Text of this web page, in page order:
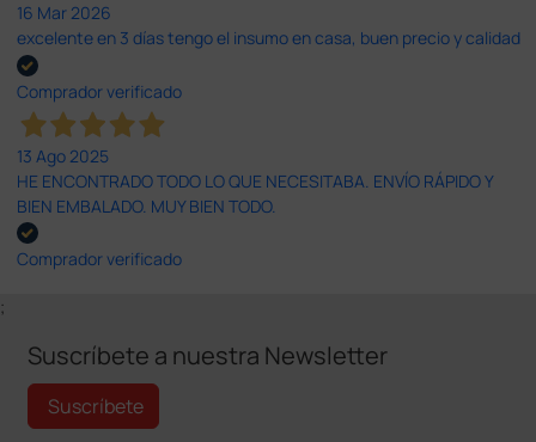
16 Mar 2026
excelente en 3 días tengo el insumo en casa, buen precio y calidad
Comprador verificado
13 Ago 2025
HE ENCONTRADO TODO LO QUE NECESITABA. ENVÍO RÁPIDO Y
BIEN EMBALADO. MUY BIEN TODO.
Comprador verificado
;
Suscríbete a nuestra Newsletter
Suscríbete